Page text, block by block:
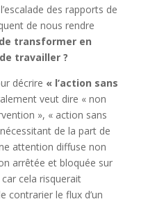
des rapports de
de nous rendre
transformer en
travailler ?
décrire « l’action sans
veut dire « non
», « action sans
de la part de
attention diffuse non
arrêtée et bloquée sur
cela risquerait
contrarier le flux d’un